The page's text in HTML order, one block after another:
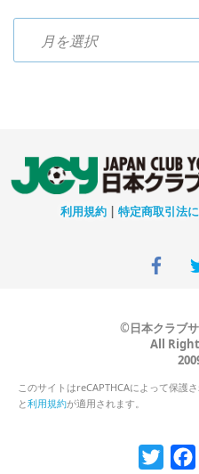
利用規約 | 特定商取引法
©日本クラブ
All
このサイトはreCAPTHCAによって保護
と利用規約が適用されます。